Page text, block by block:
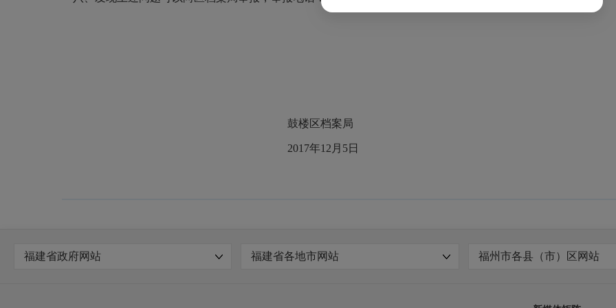
鼓楼区档案局
2017年12月5日
福建省政府网站 福建省各地市网站 福州市各县（市）区网站